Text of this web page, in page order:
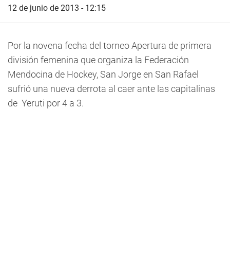
12 de junio de 2013 - 12:15
Por la novena fecha del torneo Apertura de primera
división femenina que organiza la Federación
Mendocina de Hockey, San Jorge en San Rafael
sufrió una nueva derrota al caer ante las capitalinas
de Yeruti por 4 a 3.